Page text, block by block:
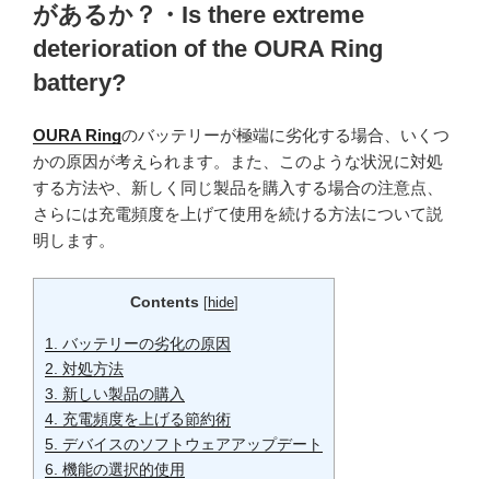
があるか？・Is there extreme
deterioration of the OURA Ring
battery?
OURA Ringのバッテリーが極端に劣化する場合、いくつ
かの原因が考えられます。また、このような状況に対処
する方法や、新しく同じ製品を購入する場合の注意点、
さらには充電頻度を上げて使用を続ける方法について説
明します。
Contents [hide]
1.
バッテリーの劣化の原因
2. 対処方法
3.
新しい製品の購入
4. 充電頻度を上げる節約術
5. デバイスのソフトウェアアップデート
6. 機能の選択的使用